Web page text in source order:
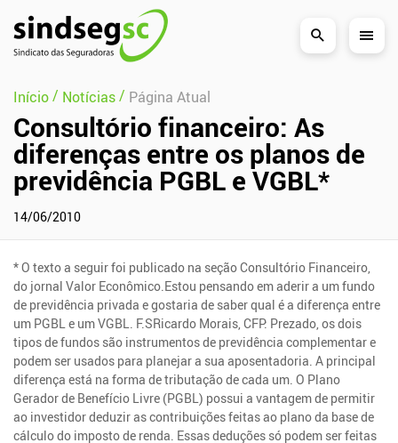
Pular Navegação (s)
Início/ Notícias/ Página Atual
Consultório financeiro: As
diferenças entre os planos de
previdência PGBL e VGBL*
14/06/2010
* O texto a seguir foi publicado na seção Consultório Financeiro,
do jornal Valor Econômico.Estou pensando em aderir a um fundo
de previdência privada e gostaria de saber qual é a diferença entre
um PGBL e um VGBL. F.SRicardo Morais, CFP: Prezado, os dois
tipos de fundos são instrumentos de previdência complementar e
podem ser usados para planejar a sua aposentadoria. A principal
diferença está na forma de tributação de cada um. O Plano
Gerador de Benefício Livre (PGBL) possui a vantagem de permitir
ao investidor deduzir as contribuições feitas ao plano da base de
cálculo do imposto de renda. Essas deduções só podem ser feitas